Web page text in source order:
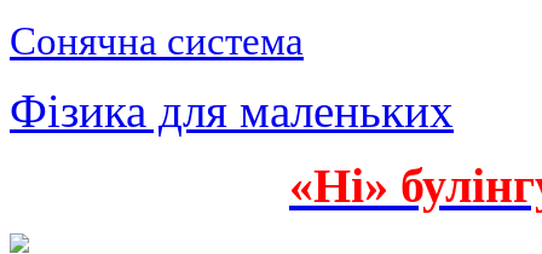
Сонячна система
Фізика для маленьких
«Ні»